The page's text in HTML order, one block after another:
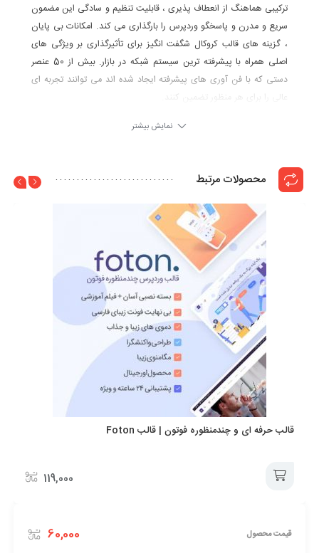
ترکیبی هماهنگ از انعطاف پذیری ، قابلیت تنظیم و سادگی این مضمون
سریع و مدرن و پاسخگو وردپرس را بارگذاری می کند. امکانات بی پایان
، گزینه های قالب کروکال شگفت انگیز برای تأثیرگذاری بر ویژگی های
اصلی همراه با پیشرفته ترین سیستم شبکه در بازار. بیش از 50 عنصر
دستی که با فن آوری های پیشرفته ایجاد شده اند می توانند تجربه ای
وقت خود را هدر ندهید ، غیرقابل مقایسه باشید و زیباترین وب سایت را
نمایش بیشتر
محصولات مرتبط
قالب حرفه ای و چندمنظوره فوتون | قالب Foton
119,000
به
قیمت محصول 60,000